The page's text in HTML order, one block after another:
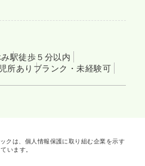
駅徒歩５分以内
所あり ブランク・未経験可
クは、個人情報保護に取り組む企業を示す
います。